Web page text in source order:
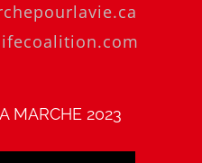
MARCHE 2023